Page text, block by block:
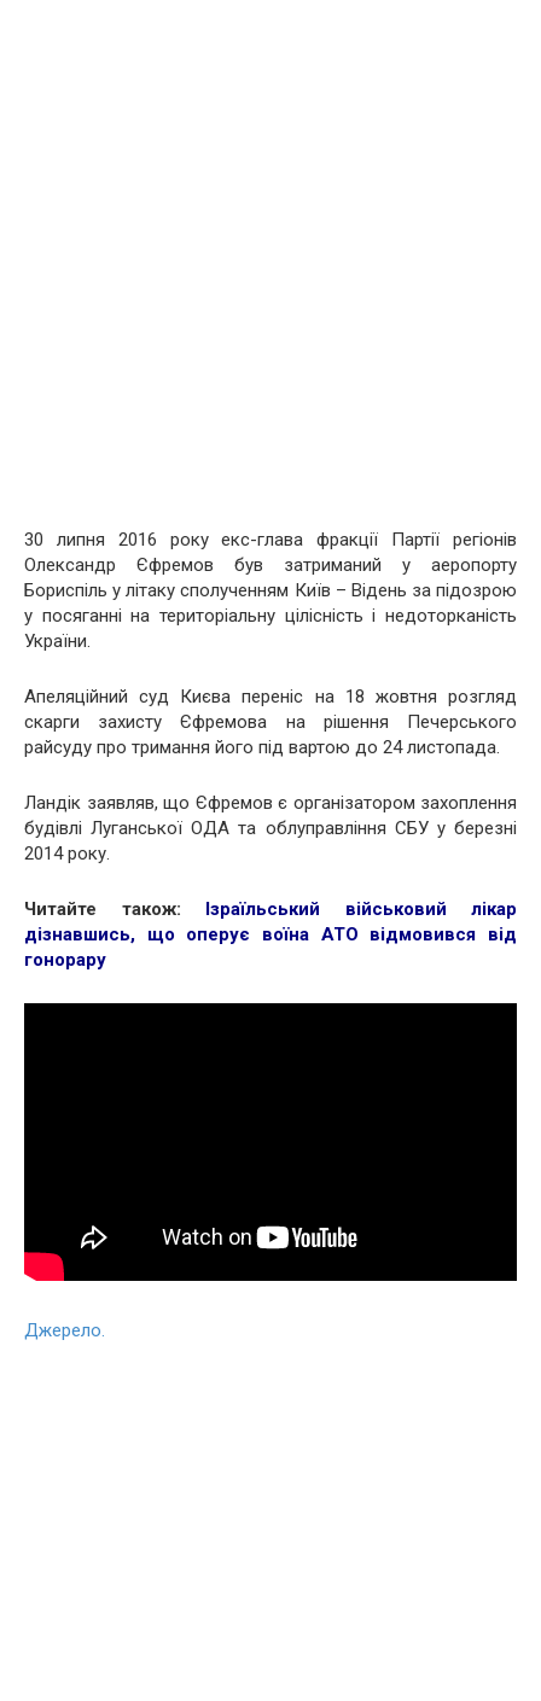
30 липня 2016 року екс-глава фракції Партії регіонів
Олександр Єфремов був затриманий у аеропорту
Бориспіль у літаку сполученням Київ – Відень за підозрою
у посяганні на територіальну цілісність і недоторканість
України.
Апеляційний суд Києва переніс на 18 жовтня розгляд
скарги захисту Єфремова на рішення Печерського
райсуду про тримання його під вартою до 24 листопада.
Ландік заявляв, що Єфремов є організатором захоплення
будівлі Луганської ОДА та облуправління СБУ у березні
2014 року.
Читайте також: Ізраїльський військовий лікар
дізнавшись, що оперує воїна АТО відмовився від
гонорару
Джерело.